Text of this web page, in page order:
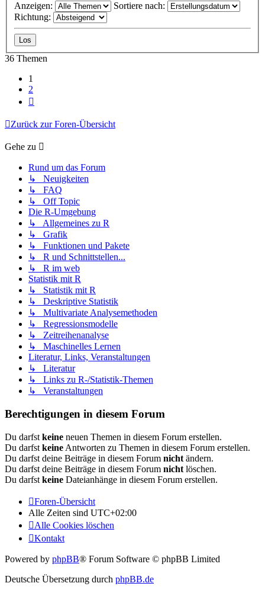
Anzeigen:
Sortiere nach:
Richtung:
36 Themen
1
2
Zurück zur Foren-Übersicht
Gehe zu
Rund um das Forum
↳ Neuigkeiten
↳ FAQ
↳ Off Topic
Die R-Umgebung
↳ Allgemeines zu R
↳ Grafik
↳ Funktionen und Pakete
↳ R und Schnittstellen...
↳ R im web
Statistik mit R
↳ Statistik mit R
↳ Deskriptive Statistik
↳ Multivariate Analysemethoden
↳ Regressionsmodelle
↳ Zeitreihenanalyse
↳ Maschinelles Lernen
Literatur, Links, Veranstaltungen
↳ Literatur
↳ Links zu R-/Statistik-Themen
↳ Veranstaltungen
Berechtigungen in diesem Forum
Du darfst keine neuen Themen in diesem Forum erstellen.
Du darfst keine Antworten zu Themen in diesem Forum erstellen.
Du darfst deine Beiträge in diesem Forum nicht ändern.
Du darfst deine Beiträge in diesem Forum nicht löschen.
Du darfst keine Dateianhänge in diesem Forum erstellen.
Foren-Übersicht
Alle Zeiten sind UTC+02:00
Alle Cookies löschen
Kontakt
Powered by phpBB® Forum Software © phpBB Limited
Deutsche Übersetzung durch phpBB.de